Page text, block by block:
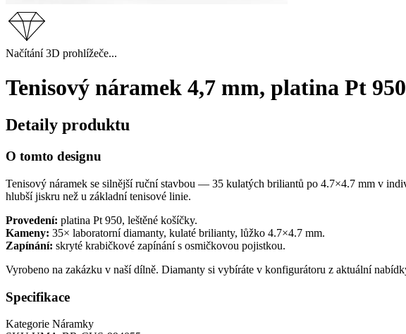
Načítání 3D prohlížeče...
Tenisový náramek 4,7 mm, platina Pt
Detaily produktu
O tomto designu
Tenisový náramek se silnější ruční stavbou — 35 kulatých briliantů po 4.7×4.7 mm v
hlubší jiskru než u základní tenisové linie.
Provedení: platina Pt 950, leštěné košíčky.
Kameny: 35× laboratorní diamanty, kulaté brilianty, lůžko 4.7×4.7 mm.
Zapínání: skryté krabičkové zapínání s osmičkovou pojistkou.
Vyrobeno na zakázku v naší dílně. Diamanty si vybíráte v konfigurátoru z aktuální
Specifikace
Kategorie Náramky